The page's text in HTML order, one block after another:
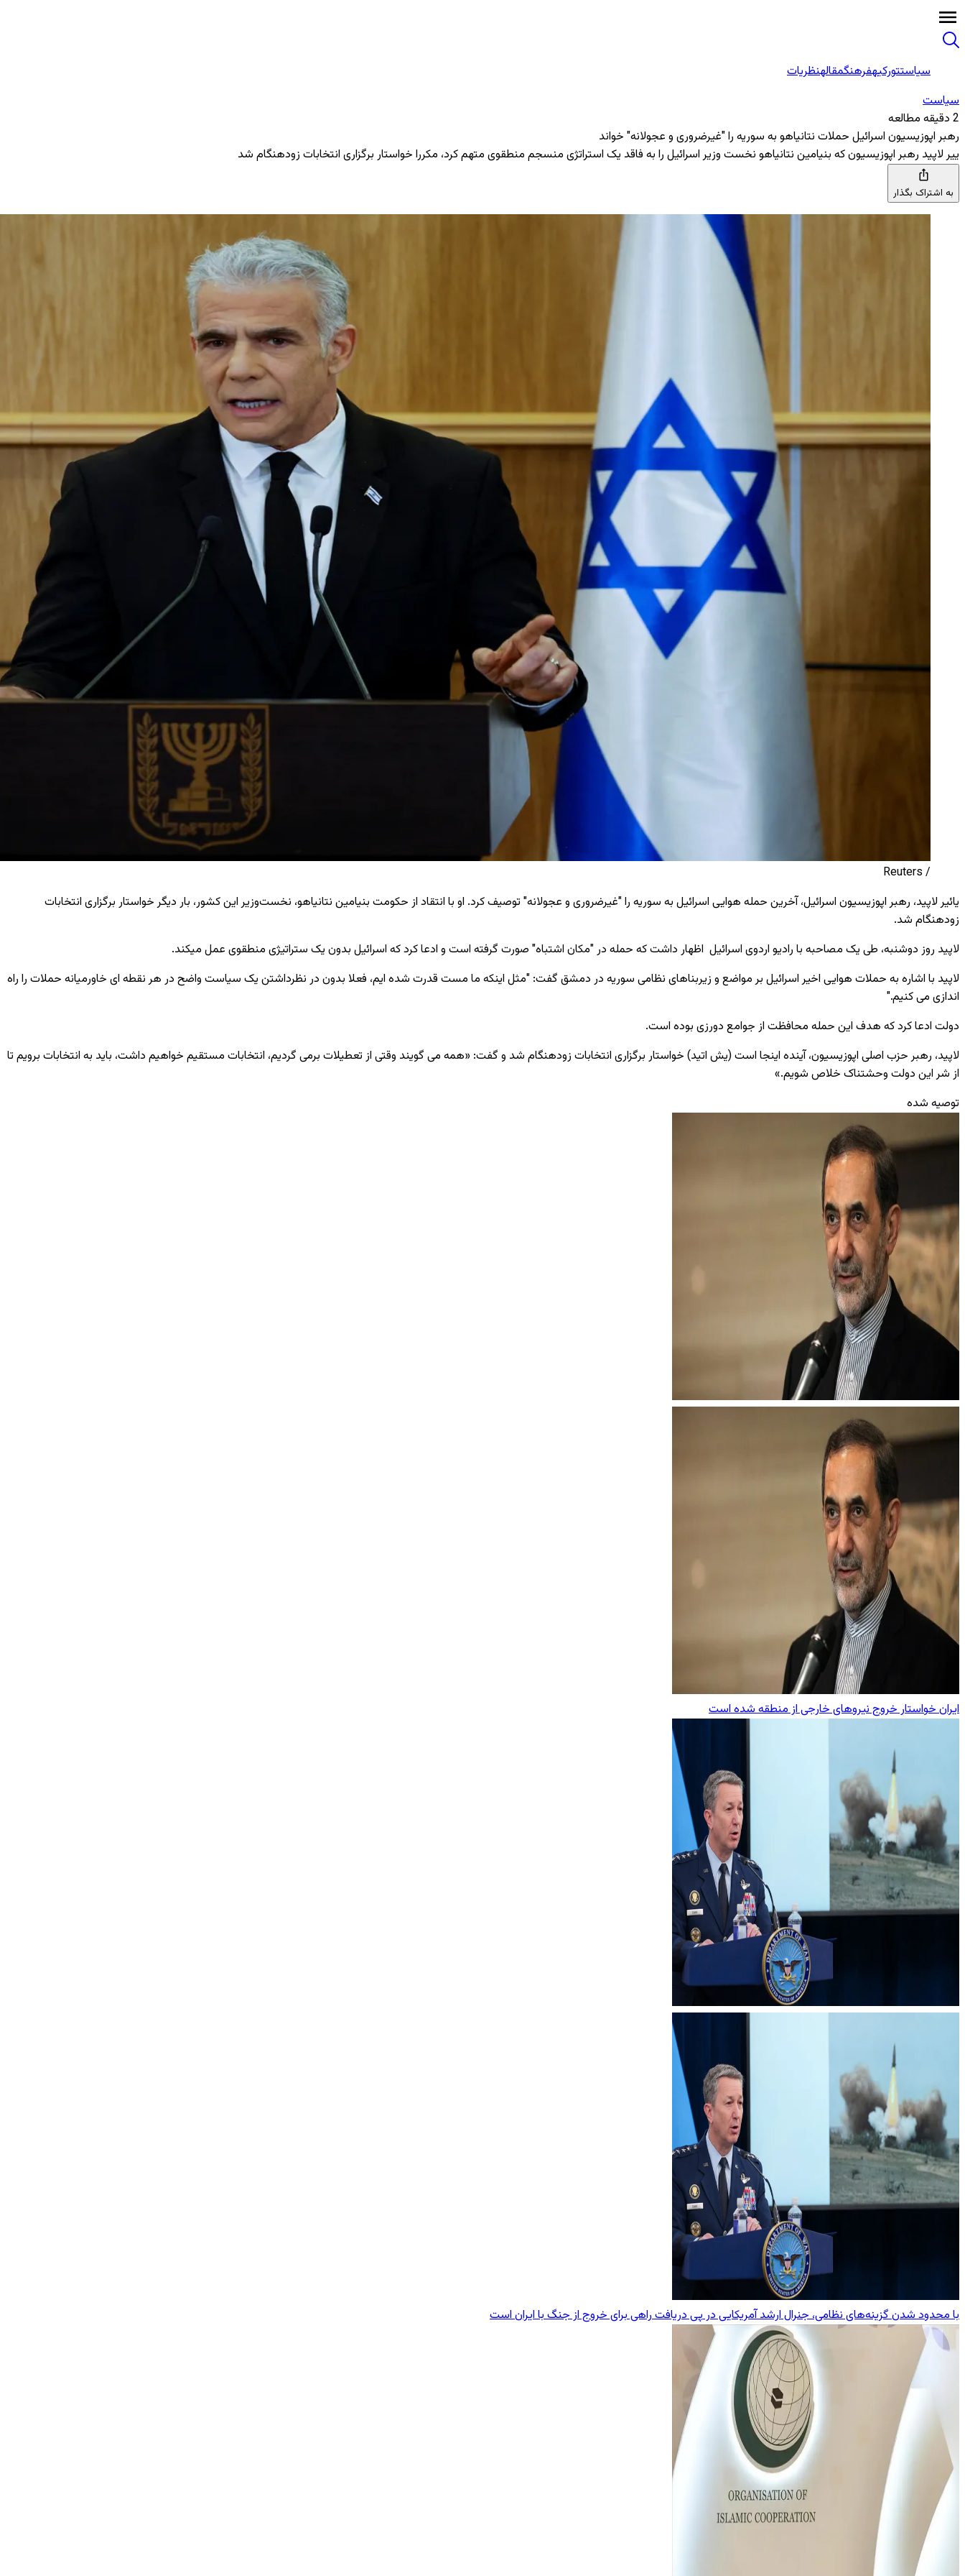
سیاستتورکیهفرهنگمقالهنظریات
سیاست
2 دقیقه مطالعه
رهبر اپوزیسیون اسرائیل حملات نتانیاهو به سوریه را "غیرضروری و عجولانه" خواند
ییر لاپید رهبر اپوزیسیون که بنیامین نتانیاهو نخست وزیر اسرائیل را به فاقد یک استراتژی منسجم منطقوی متهم کرد، مکررا خواستار برگزاری انتخابات زودهنگام شد
به اشتراک بگذار
/ Reuters
یائیرلاپید، رهبر اپوزیسیون اسرائیل، آخرین حمله هوایی اسرائیل به سوریه را "غیرضروری و عجولانه" توصیف کرد. او با انتقاد از حکومت بنیامین نتانیاهو، نخست‌وزیر این کشور، بار دیگر خواستار برگزاری انتخابات
زودهنگام شد.
لاپید روز دوشنبه، طی یک مصاحبه با رادیو اردوی اسرائیل اظهار داشت که حمله در "مکان اشتباه" صورت گرفته است و ادعا کرد که اسرائیل بدون یک ستراتیژی منطقوی عمل میکند.
لاپید با اشاره به حملات هوایی اخیر اسرائیل بر مواضع و زیربناهای نظامی سوریه در دمشق گفت: "مثل اینکه ما مست قدرت شده ایم، فعلا بدون در نظرداشتن یک سیاست واضح در هر نقطه ای خاورمیانه حملات را راه
اندازی می کنیم."
دولت ادعا کرد که هدف این حمله محافظت از جوامع دورزی بوده است.
لاپید، رهبر حزب اصلی اپوزیسیون، آینده اینجا است (یش اتید) خواستار برگزاری انتخابات زودهنگام شد و گفت: «همه می گویند وقتی از تعطیلات برمی گردیم، انتخابات مستقیم خواهیم داشت، باید به انتخابات برویم تا
از شر این دولت وحشتناک خلاص شویم.»
توصیه شده
ایران خواستار خروج نیروهای خارجی از منطقه شده است
با محدود شدن گزینه‌های نظامی، جنرال ارشد آمریکایی در پی دریافت راهی برای خروج از جنگ با ایران است